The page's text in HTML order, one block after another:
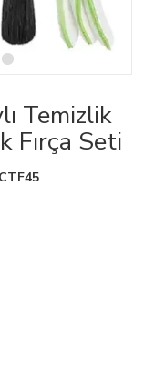
Temizlik
Fırça Seti